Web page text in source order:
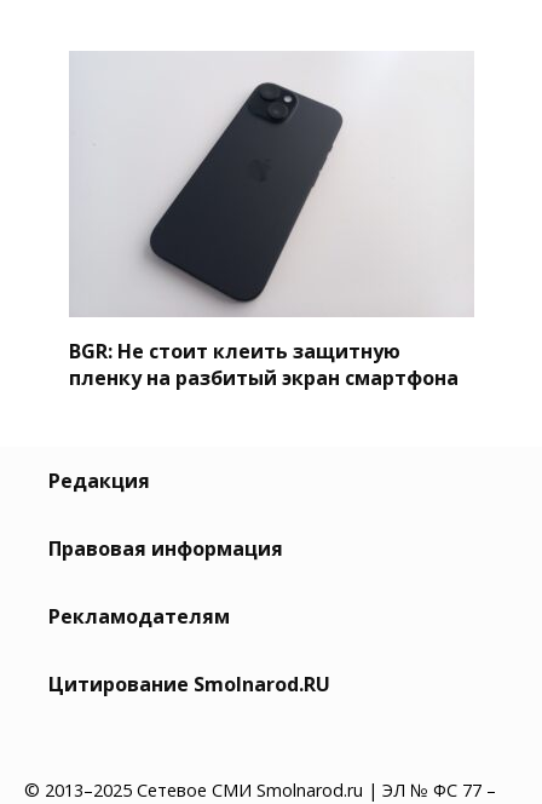
BGR: Не стоит клеить защитную
пленку на разбитый экран смартфона
Редакция
Правовая информация
Рекламодателям
Цитирование Smolnarod.RU
© 2013–2025 Сетевое СМИ Smolnarod.ru | ЭЛ № ФС 77 –